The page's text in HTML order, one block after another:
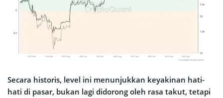
Secara historis, level ini menunjukkan keyakinan hati-
hati di pasar, bukan lagi didorong oleh rasa takut, tetapi